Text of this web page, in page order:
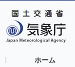
ホーム